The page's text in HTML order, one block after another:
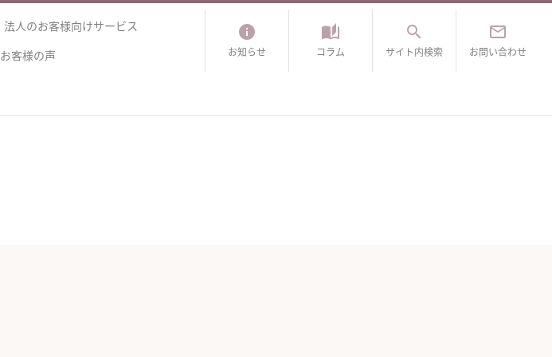
法人のお客様向けサービス
お客様の声
info
お知らせ
auto_stories
コラム
search
サイト内検索
mail_outline
お問い合わせ